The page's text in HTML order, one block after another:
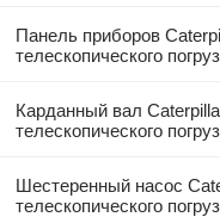
Панель приборов
телескопического
Карданный вал
телескопического
Шестеренный насос
телескопического